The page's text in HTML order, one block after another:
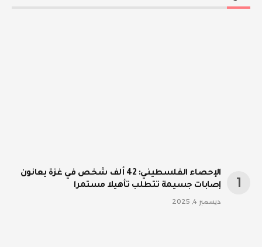
الإحصاء الفلسطيني: 42 ألف شخص في غزة يعانون
إصابات جسيمة تتطلب تأهيلا مستمرا
ديسمبر 4, 2025